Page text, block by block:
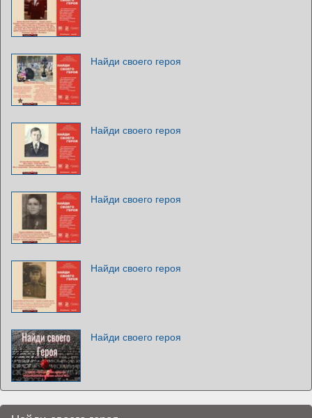
Найди своего героя
Найди своего героя
Найди своего героя
Найди своего героя
Найди своего героя